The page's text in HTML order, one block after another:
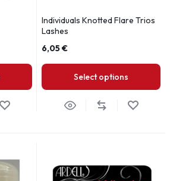
Individuals Knotted Flare Trios
Lashes
6,05€
Select options